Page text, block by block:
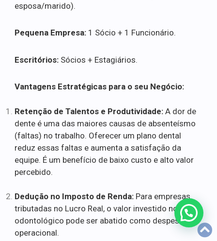
esposa/marido).
Pequena Empresa: 1 Sócio + 1 Funcionário.
Escritórios: Sócios + Estagiários.
Vantagens Estratégicas para o seu Negócio:
Retenção de Talentos e Produtividade: A dor de
dente é uma das maiores causas de absenteísmo
(faltas) no trabalho. Oferecer um plano dental
reduz essas faltas e aumenta a satisfação da
equipe. É um benefício de baixo custo e alto valor
percebido.
Dedução no Imposto de Renda: Para empresas
tributadas no Lucro Real, o valor investido no plano
odontológico pode ser abatido como despesa
operacional.